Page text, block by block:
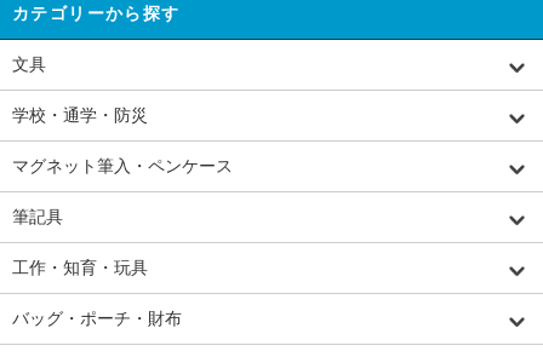
カテゴリーから探す
文具
学校・通学・防災
マグネット筆入・ペンケース
筆記具
工作・知育・玩具
バッグ・ポーチ・財布